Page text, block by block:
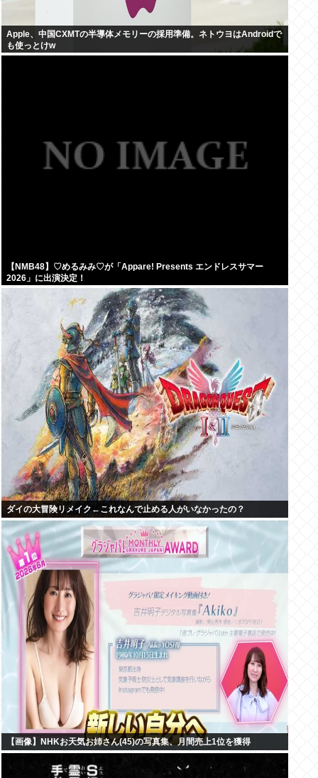
Apple、中国CXMTの半導体メモリーの採用準備。ネトウヨはAndroidで
も使っとけw
【NMB48】♡めるみみ♡が「Appare! Presents エンドレスサマー
2026」に出演決定！
ダイの大冒険リメイク←これなんで止める人がいなかったの？
【画像】NHKお天気お姉さん(45)の写真集、月間売上1位を獲得